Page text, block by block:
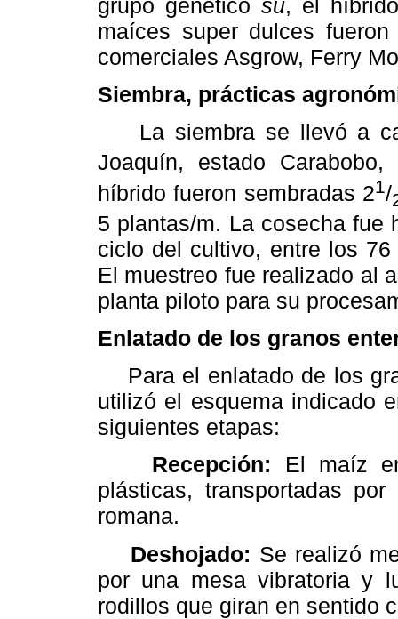
grupo genético su, el
maíces super dulces
comerciales Asgrow, Ferry
Siembra, prácticas
La siembra se llevó a
Joaquín, estado
híbrido fueron sembradas 21/
5 plantas/m. La cosecha fue
ciclo del cultivo, entre los
El muestreo fue realizado al
planta piloto para su
Enlatado de los granos
Para el enlatado de los
utilizó el esquema indicado
siguientes etapas:
Recepción: El maíz
plásticas, transportadas
romana.
Deshojado: Se realizó
por una mesa vibratoria y
rodillos que giran en sentido